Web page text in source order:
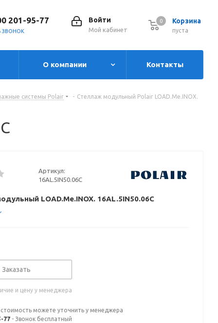
Корзина
0
пуста
0
Войти
Мой кабинет
201-95-77
ЗВОНОК
О компании Контакты
системы Polair - Стеллаж модульный Polair LOAD.Me.INOX.
Артикул:
16AL.5IN50.06C
LOAD.Me.INOX. 16AL.5IN50.06C
Заказать
и цену у менеджера
можете уточнить у менеджера
77 - Звонок бесплатный